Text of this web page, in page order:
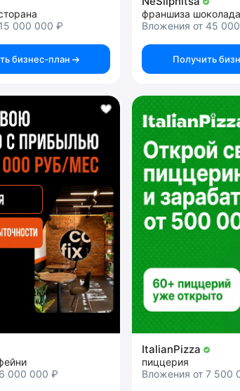
000 000 ₽
бизнес-план
франшиза
Вложения от 45
Получить
000 000 ₽
ItalianPizza
пиццерия
Вложения от 7 500